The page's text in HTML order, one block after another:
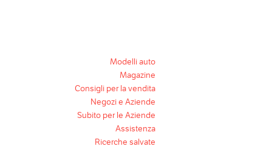
Modelli auto
Magazine
Consigli per la vendita
Negozi e Aziende
Subito per le Aziende
Assistenza
Ricerche salvate